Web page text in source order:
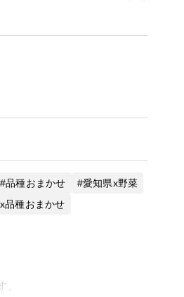
品種おまかせ
愛知県x野菜
品種おまかせ